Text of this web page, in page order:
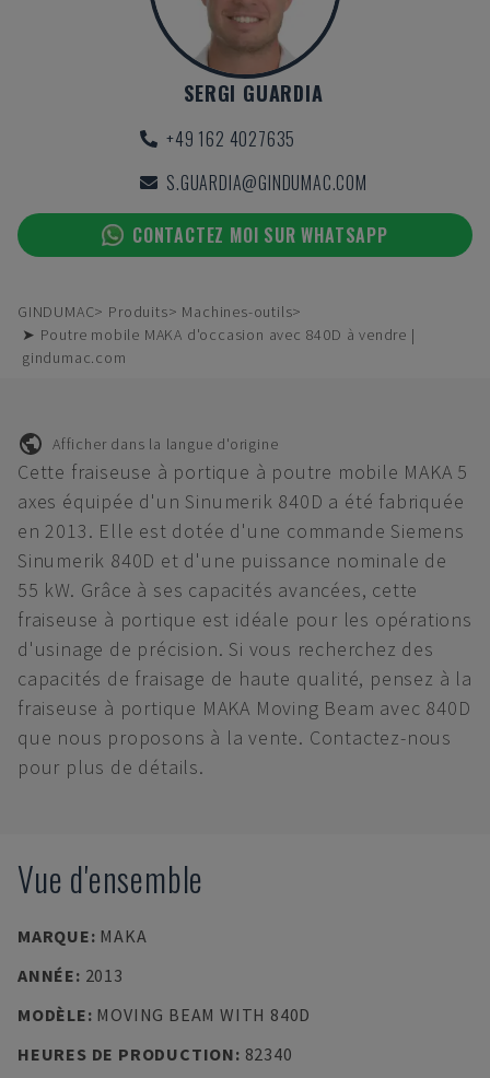
SERGI GUARDIA
+49 162 4027635
S.GUARDIA@GINDUMAC.COM
CONTACTEZ MOI SUR WHATSAPP
GINDUMAC Produits
Machines-outils
➤ Poutre mobile MAKA d'occasion avec 840D à vendre |
gindumac.com
Afficher dans la langue d'origine
Cette fraiseuse à portique à poutre mobile MAKA 5
axes équipée d'un Sinumerik 840D a été fabriquée
en 2013. Elle est dotée d'une commande Siemens
Sinumerik 840D et d'une puissance nominale de
55 kW. Grâce à ses capacités avancées, cette
fraiseuse à portique est idéale pour les opérations
d'usinage de précision. Si vous recherchez des
capacités de fraisage de haute qualité, pensez à la
fraiseuse à portique MAKA Moving Beam avec 840D
que nous proposons à la vente. Contactez-nous
pour plus de détails.
Vue d'ensemble
MARQUE: MAKA
ANNÉE: 2013
MODÈLE: MOVING BEAM WITH 840D
HEURES DE PRODUCTION: 82340